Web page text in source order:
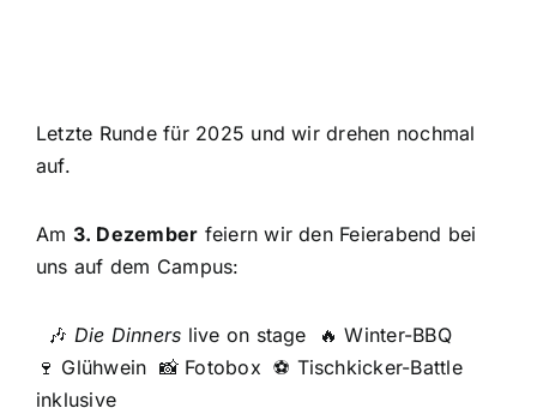
Letzte Runde für 2025 und wir drehen nochmal
auf.
Am 3. Dezember feiern wir den Feierabend bei
uns auf dem Campus:
🎶 Die Dinners live on stage 🔥 Winter-BBQ
🍷 Glühwein 📸 Fotobox ⚽ Tischkicker-Battle
inklusive